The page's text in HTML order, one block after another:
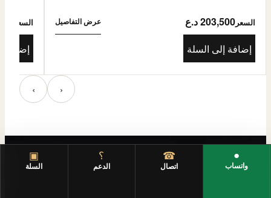
●
واتساب
☎
اتصال
؟
الدعم
▣
السلة
السعر 203,500 د.ع عرض التفاصيل
إضافة إلى السلة
السعر
إضافة
‹ ›